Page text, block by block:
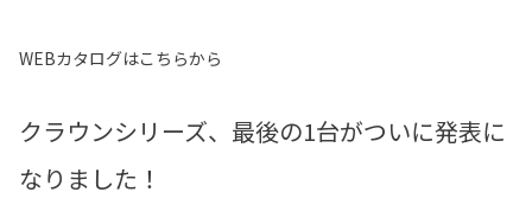
WEBカタログはこちらから
クラウンシリーズ、最後の1台がついに発表に
なりました！